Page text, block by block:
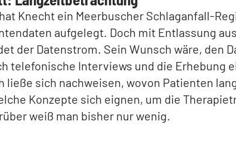
Knecht ein Meerbuscher Schlaganfall-
aufgelegt. Doch mit Entlassung
der Datenstrom. Sein Wunsch wäre, den
telefonische Interviews und die Erhebung
ließe sich nachweisen, wovon Patienten
Konzepte sich eignen, um die
weiß man bisher nur wenig.